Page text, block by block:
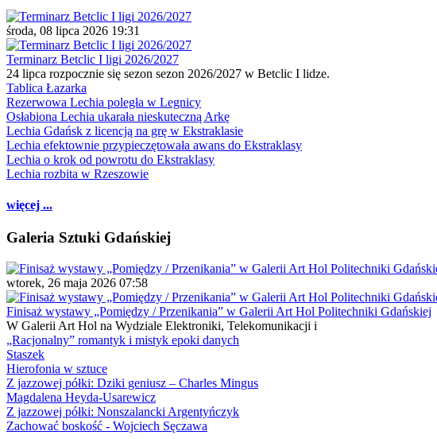
środa, 08 lipca 2026 19:31
Terminarz Betclic I ligi 2026/2027
24 lipca rozpocznie się sezon sezon 2026/2027 w Betclic I lidze.
Tablica Łazarka
Rezerwowa Lechia poległa w Legnicy
Osłabiona Lechia ukarała nieskuteczną Arkę
Lechia Gdańsk z licencją na grę w Ekstraklasie
Lechia efektownie przypieczętowała awans do Ekstraklasy
Lechia o krok od powrotu do Ekstraklasy
Lechia rozbita w Rzeszowie
więcej ...
Galeria Sztuki Gdańskiej
wtorek, 26 maja 2026 07:58
Finisaż wystawy „Pomiędzy / Przenikania” w Galerii Art Hol Politechniki Gdańskiej
W Galerii Art Hol na Wydziale Elektroniki, Telekomunikacji i
„Racjonalny” romantyk i mistyk epoki danych
Staszek
Hierofonia w sztuce
Z jazzowej półki: Dziki geniusz – Charles Mingus
Magdalena Heyda-Usarewicz
Z jazzowej półki: Nonszalancki Argentyńczyk
Zachować boskość - Wojciech Sęczawa